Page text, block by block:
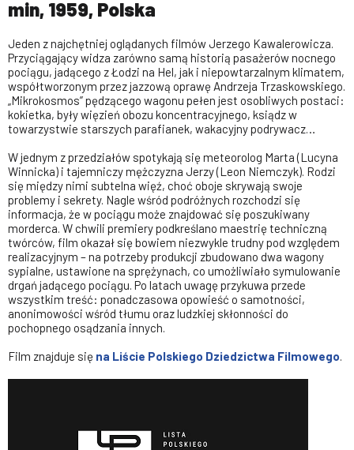
min, 1959, Polska
Jeden z najchętniej oglądanych filmów Jerzego Kawalerowicza.
Przyciągający widza zarówno samą historią pasażerów nocnego
pociągu, jadącego z Łodzi na Hel, jak i niepowtarzalnym klimatem,
współtworzonym przez jazzową oprawę Andrzeja Trzaskowskiego.
„Mikrokosmos” pędzącego wagonu pełen jest osobliwych postaci:
kokietka, były więzień obozu koncentracyjnego, ksiądz w
towarzystwie starszych parafianek, wakacyjny podrywacz…
W jednym z przedziałów spotykają się meteorolog Marta (Lucyna
Winnicka) i tajemniczy mężczyzna Jerzy (Leon Niemczyk). Rodzi
się między nimi subtelna więź, choć oboje skrywają swoje
problemy i sekrety. Nagle wśród podróżnych rozchodzi się
informacja, że w pociągu może znajdować się poszukiwany
morderca. W chwili premiery podkreślano maestrię techniczną
twórców, film okazał się bowiem niezwykle trudny pod względem
realizacyjnym – na potrzeby produkcji zbudowano dwa wagony
sypialne, ustawione na sprężynach, co umożliwiało symulowanie
drgań jadącego pociągu. Po latach uwagę przykuwa przede
wszystkim treść: ponadczasowa opowieść o samotności,
anonimowości wśród tłumu oraz ludzkiej skłonności do
pochopnego osądzania innych.
Film znajduje się na Liście Polskiego Dziedzictwa Filmowego.